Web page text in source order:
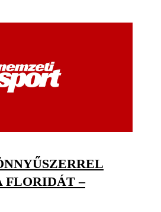
FLORIDÁT –